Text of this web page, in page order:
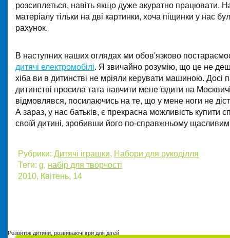
розсиплеться, навіть якщо дуже акуратно працювати.
матеріалу тільки на дві картинки, хоча піщинки у нас
рахунок.
В наступних наших оглядах ми обов'язково
дитячі електромобілі. Я звичайно розумію, що це не
хіба ви в дитинстві не мріяли керувати машиною. Досі
дитинстві просила тата навчити мене їздити на
відмовлявся, посилаючись на те, що у мене ноги не
А зараз, у нас батьків, є прекрасна можливість
своїй дитині, зробивши його по-справжньому
Рубрики: Дитячі іграшки, Набори для рукоділля
Теги: g, набір для творчості
2010, Квітень, 14
Розвиток дитини, розвиваючі ігри для дітей